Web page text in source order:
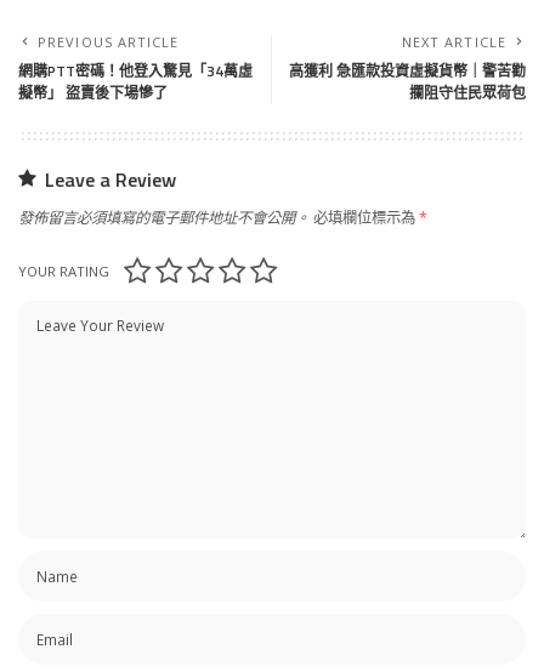
PREVIOUS ARTICLE
網購PTT密碼！他登入驚見「34萬虛
擬幣」 盜賣後下場慘了
NEXT ARTICLE
高獲利 急匯款投資虛擬貨幣｜警苦勸
攔阻守住民眾荷包
Leave a Review
發佈留言必須填寫的電子郵件地址不會公開。 必填欄位標示為*
YOUR RATING